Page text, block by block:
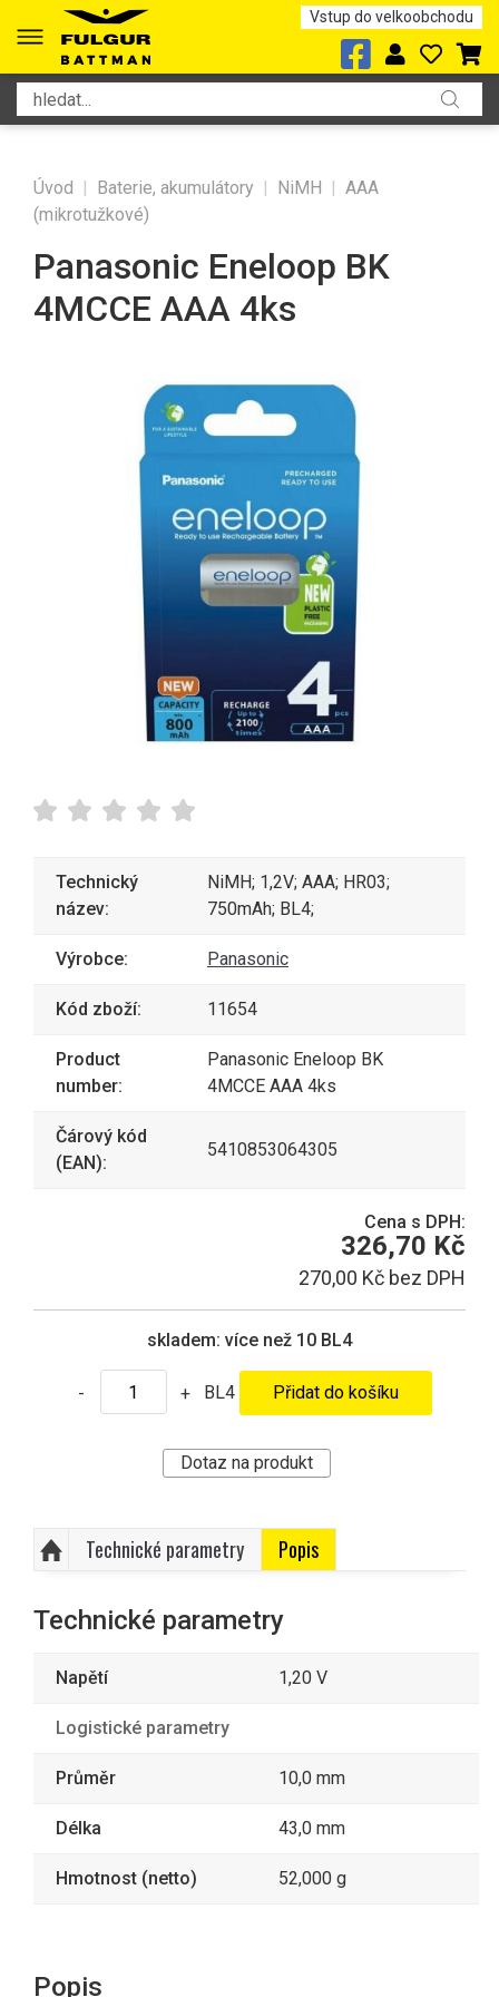
Vstup do velkoobchodu
Úvod | Baterie, akumulátory | NiMH | AAA
(mikrotužkové)
Panasonic Eneloop BK
4MCCE AAA 4ks
Technický
název:
NiMH; 1,2V; AAA; HR03;
750mAh; BL4;
Výrobce: Panasonic
Kód zboží: 11654
Product
number:
Panasonic Eneloop BK
4MCCE AAA 4ks
Čárový kód
(EAN):
5410853064305
Cena s DPH:
326,70 Kč
270,00 Kč bez DPH
skladem: více než 10 BL4
- + BL4
Dotaz na produkt
Technické parametry Popis
Technické parametry
Napětí 1,20 V
Logistické parametry
Průměr 10,0 mm
Délka 43,0 mm
Hmotnost (netto) 52,000 g
Popis